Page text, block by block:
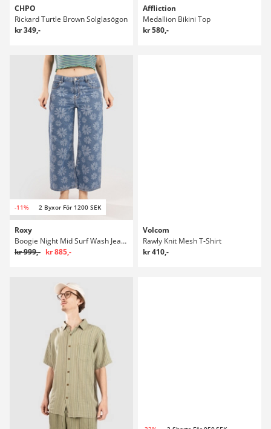
CHPO
Rickard Turtle Brown Solglasögon
kr 349,-
Affliction
Medallion Bikini Top
kr 580,-
-11% 2 Byxor För 1200 SEK
Roxy
Boogie Night Mid Surf Wash Jeans
kr 999,- kr 885,-
Volcom
Rawly Knit Mesh T-Shirt
kr 410,-